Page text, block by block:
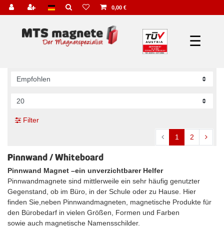
0,00 €
☰
Filter
1 2
Pinnwand / Whiteboard
Pinnwand Magnet –ein unverzichtbarer Helfer
Pinnwandmagnete sind mittlerweile ein sehr häufig genutzter
Gegenstand, ob im Büro, in der Schule oder zu Hause. Hier
finden Sie neben Pinnwandmagneten, magnetische Produkte für
den Bürobedarf in vielen Größen, Formen und Farben
sowie auch magnetische Namensschilder.